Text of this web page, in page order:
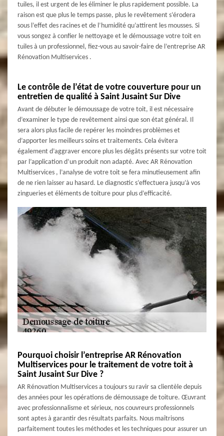
tuiles, il est urgent de les éliminer le plus rapidement possible. La
raison est que plus le temps passe, plus le revêtement s’érodera
sous l’effet des racines et de l’humidité qu’attirent les mousses. Si
vous songez à confier le nettoyage et le démoussage votre toit en
tuiles à un professionnel, fiez-vous au savoir-faire de l’entreprise AR
Rénovation Multiservices .
Le contrôle de l’état de votre couverture pour un
entretien de qualité à Saint Jusaint Sur Dive
Avant de débuter le démoussage de votre toit, il est nécessaire
d’examiner le type de revêtement ainsi que son état général. Il
sera alors plus facile de repérer les moindres problèmes et
d’apporter les meilleurs soins et traitements. Cela évitera
également d’aggraver encore plus les dégâts présents sur votre toit
par l’application d’un produit non adapté. Avec AR Rénovation
Multiservices , l’analyse de votre toit se fera minutieusement afin
de ne rien laisser au hasard. Le diagnostic s’effectuera jusqu’à vos
zingueries et éléments de toiture pour plus d’efficacité.
Pourquoi choisir l’entreprise AR Rénovation
Multiservices pour le traitement de votre toit à
Saint Jusaint Sur Dive ?
AR Rénovation Multiservices a toujours su ravir sa clientèle depuis
des années pour les opérations de démoussage de toiture. Œuvrant
avec professionnalisme et sérieux, nos couvreurs professionnels
sont aptes à garantir des résultats parfaits. Nous maîtrisons
parfaitement toutes les méthodes et les techniques pour assurer un